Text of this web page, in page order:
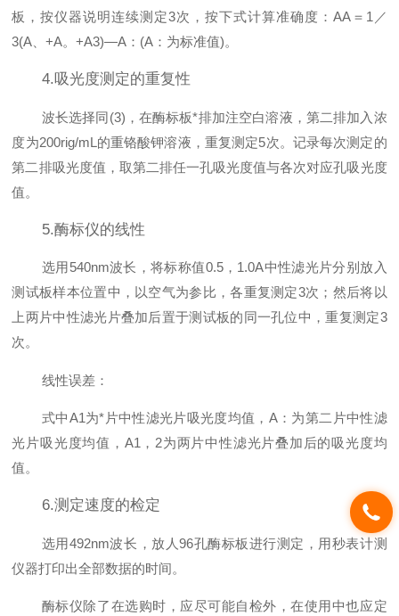
板，按仪器说明连续测定3次，按下式计算准确度：AA＝1／
3(A、+A。+A3)—A：(A：为标准值)。
4.吸光度测定的重复性
波长选择同(3)，在酶标板*排加注空白溶液，第二排加入浓
度为200rig/mL的重铬酸钾溶液，重复测定5次。记录每次测定的
第二排吸光度值，取第二排任一孔吸光度值与各次对应孔吸光度
值。
5.酶标仪的线性
选用540nm波长，将标称值0.5，1.0A中性滤光片分别放入
测试板样本位置中，以空气为参比，各重复测定3次；然后将以
上两片中性滤光片叠加后置于测试板的同一孔位中，重复测定3
次。
线性误差：
式中A1为*片中性滤光片吸光度均值，A：为第二片中性滤
光片吸光度均值，A1，2为两片中性滤光片叠加后的吸光度均
值。
6.测定速度的检定
选用492nm波长，放人96孔酶标板进行测定，用秒表计测
仪器打印出全部数据的时间。
酶标仪除了在选购时，应尽可能自检外，在使用中也应定